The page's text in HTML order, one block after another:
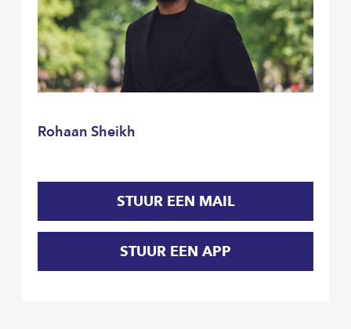
Rohaan Sheikh
STUUR EEN MAIL
STUUR EEN APP